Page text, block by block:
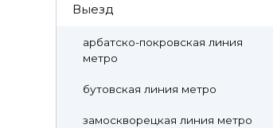
Выезд
арбатско-покровская линия
метро
бутовская линия метро
замоскворецкая линия метро